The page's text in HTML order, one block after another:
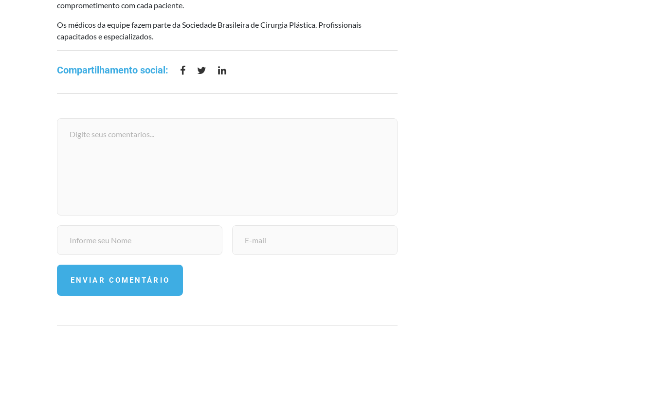
comprometimento com cada paciente.
Os médicos da equipe fazem parte da Sociedade Brasileira de Cirurgia Plástica. Profissionais
capacitados e especializados.
Compartilhamento social:
ENVIAR COMENTÁRIO